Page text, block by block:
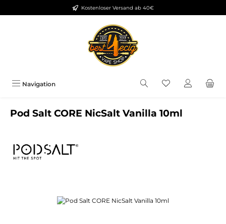
Zum Hauptinhalt springenKostenloser Versand ab 40€
Navigation Du hast 0
Pod Salt CORE NicSalt Vanilla 10ml
Bildergalerie überspringen